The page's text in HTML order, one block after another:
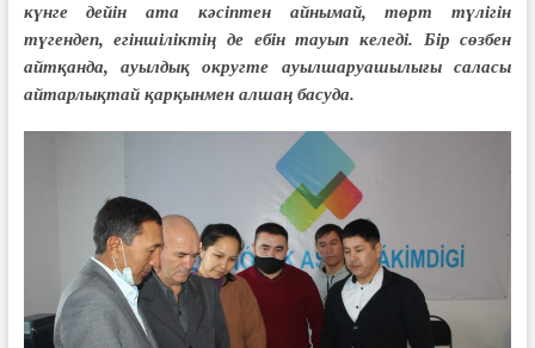
күнге дейін ата кәсіптен айнымай, төрт түлігін
түгендеп, егіншіліктің де ебін тауып келеді. Бір сөзбен
айтқанда, ауылдық округте ауылшаруашылығы саласы
айтарлықтай қарқынмен алшаң басуда.